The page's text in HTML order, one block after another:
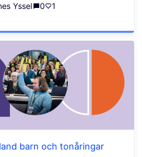
Yssel 0 1
barn och tonåringar